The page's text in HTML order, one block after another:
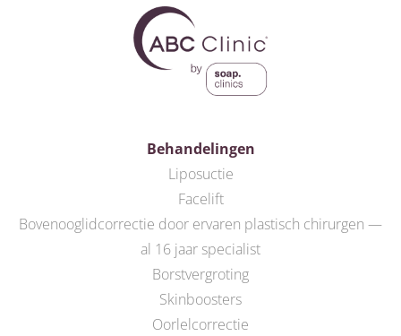
Behandelingen
Liposuctie
Facelift
Bovenooglidcorrectie door ervaren plastisch chirurgen —
al 16 jaar specialist
Borstvergroting
Skinboosters
Oorlelcorrectie